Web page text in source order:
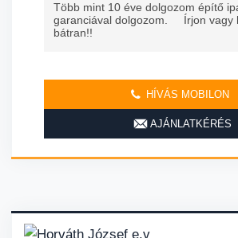
Több mint 10 éve dolgozom építő
garanciával dolgozom. Írjon vagy
bátran!!
HÍVÁS MOBILON
AJÁNLATKÉRÉS